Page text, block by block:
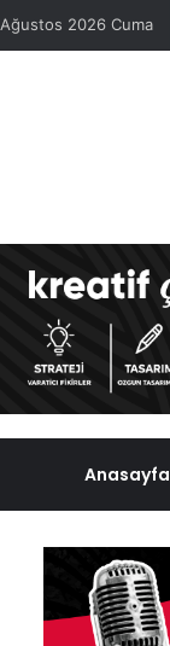
2026 Cuma
Anasayfa